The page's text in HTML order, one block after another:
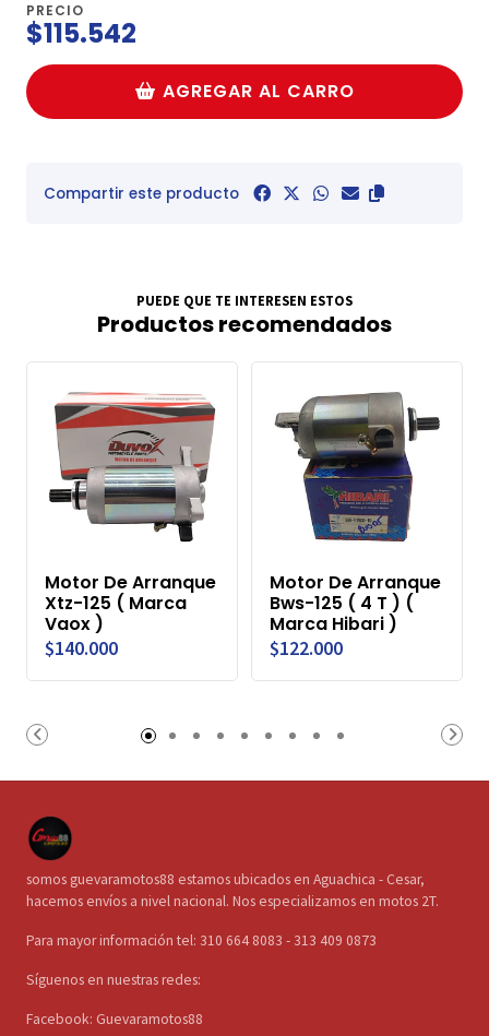
PRECIO
$115.542
AGREGAR AL CARRO
Compartir este producto
PUEDE QUE TE INTERESEN ESTOS
Productos recomendados
Motor De Arranque
Xtz-125 ( Marca
Vaox )
$140.000
Motor De Arranque
Bws-125 ( 4 T ) (
Marca Hibari )
$122.000
somos guevaramotos88 estamos ubicados en Aguachica - Cesar,
hacemos envíos a nivel nacional. Nos especializamos en motos 2T.
Para mayor información tel: 310 664 8083 - 313 409 0873
Síguenos en nuestras redes:
Facebook: Guevaramotos88